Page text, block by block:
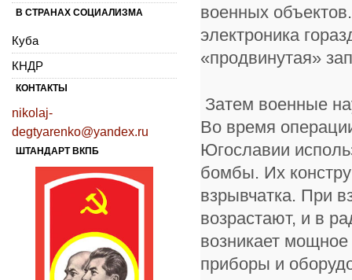
военных
электроника
«продвинутая»
Затем военные
Во время
Югославии
бомбы. Их
взрывчатка. При
возрастают, и в
возникает
приборы и
В СТРАНАХ СОЦИАЛИЗМА
Куба
КНДР
КОНТАКТЫ
nikolaj-
degtyarenko@yandex.ru
ШТАНДАРТ ВКПБ